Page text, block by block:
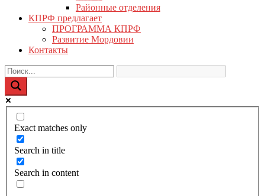
Районные отделения
КПРФ предлагает
ПРОГРАММА КПРФ
Развитие Мордовии
Контакты
Exact matches only
Search in title
Search in content